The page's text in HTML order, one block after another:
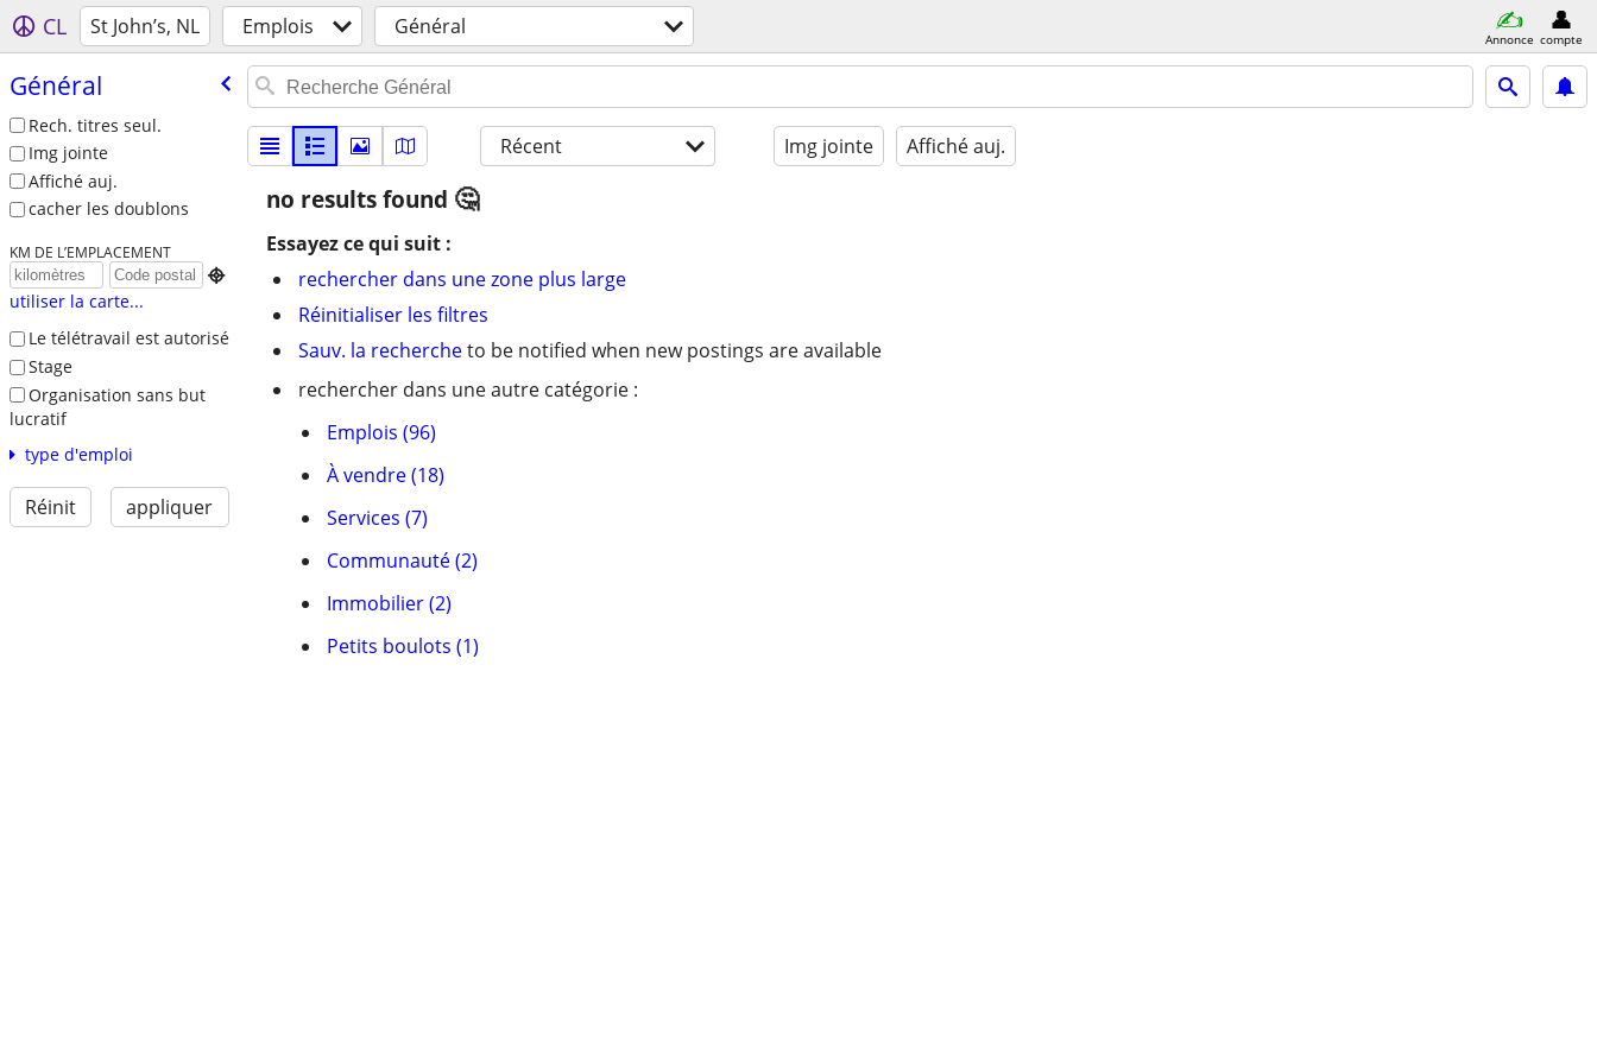
CL St John’s, NL Emplois Général Annonce compte
Général
Rech. titres seul.
Img jointe
Affiché auj.
cacher les doublons
KM DE L’EMPLACEMENT

utiliser la carte...
Le télétravail est autorisé
Stage
Organisation sans but
lucratif
type d'emploi
Réinit appliquer
Récent Img jointe Affiché auj.
no results found
Essayez ce qui suit :
rechercher dans une zone plus large
Réinitialiser les filtres
Sauv. la rechercheto be notified when new postings are available
rechercher dans une autre catégorie :
Emplois (96)
À vendre (18)
Services (7)
Communauté (2)
Immobilier (2)
Petits boulots (1)